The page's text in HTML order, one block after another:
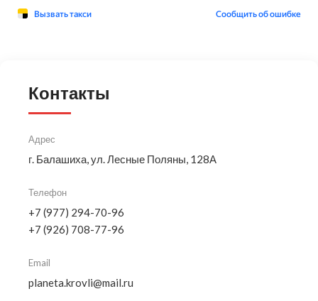
Контакты
Адрес
г. Балашиха, ул. Лесные Поляны, 128А
Телефон
+7 (977) 294-70-96
+7 (926) 708-77-96
Email
planeta.krovli@mail.ru